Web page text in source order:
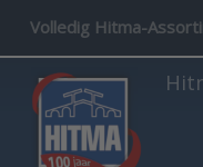
Volledig Hitma-